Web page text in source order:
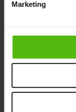
Marketing